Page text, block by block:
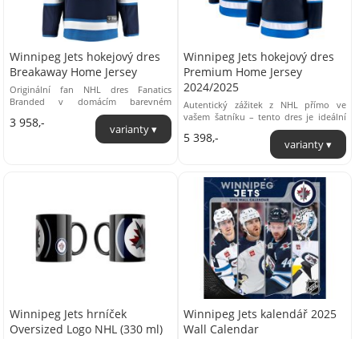
Winnipeg Jets hokejový dres
Breakaway Home Jersey
Originální fan NHL dres Fanatics
Branded v domácím barevném
provedení, navržený a vyrobený jako
fan verze on ice ...
3 958,-
Winnipeg Jets hokejový dres
Premium Home Jersey
2024/2025
Autentický zážitek z NHL přímo ve
vašem šatníku – tento dres je ideální
volbou pro každého fanouška, který ...
5 398,-
Winnipeg Jets hrníček
Oversized Logo NHL (330 ml)
Winnipeg Jets kalendář 2025
Wall Calendar